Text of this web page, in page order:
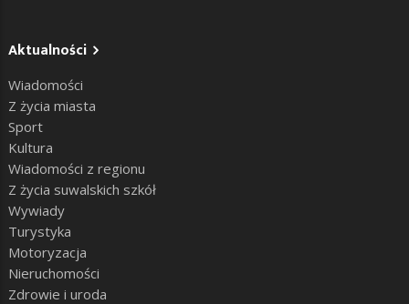
Aktualności
Wiadomości
Z życia miasta
Sport
Kultura
Wiadomości z regionu
Z życia suwalskich szkół
Wywiady
Turystyka
Motoryzacja
Nieruchomości
Zdrowie i uroda